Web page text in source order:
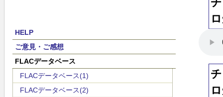
HELP
ご意見・ご感想
FLACデータベース
FLACデータベース(1)
FLACデータベース(2)